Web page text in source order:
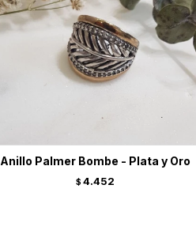
Anillo Palmer Bombe - Plata y Oro
$ 4.452